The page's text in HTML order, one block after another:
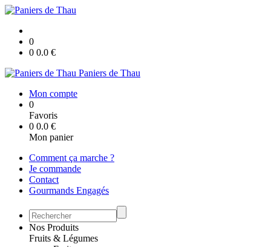
0
0 0.0 €
Paniers de Thau
Mon compte
0
Favoris
0 0.0 €
Mon panier
Comment ça marche ?
Je commande
Contact
Gourmands Engagés
Nos Produits
Fruits & Légumes